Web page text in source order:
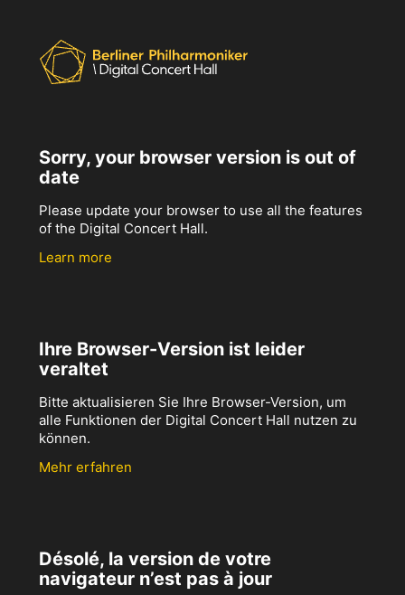
Sorry, your browser version is out of
date
Please update your browser to use all the features
of the Digital Concert Hall.
Learn more
Ihre Browser-Version ist leider
veraltet
Bitte aktualisieren Sie Ihre Browser-Version, um
alle Funktionen der Digital Concert Hall nutzen zu
können.
Mehr erfahren
Désolé, la version de votre
navigateur n’est pas à jour